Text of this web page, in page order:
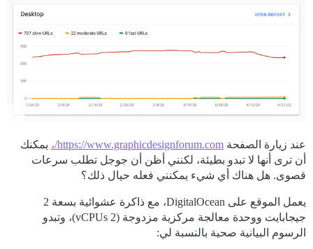
عند زيارة الصفحة https://www.graphicdesignforum.com/،
يمكنك
أن ترى أنها لا تبدو بطيئة، لكنني أظن أن جوجل تطلب سرعات
قصوى. هل هناك أي شيء يمكنني فعله حيال ذلك؟
يعمل الموقع على DigitalOcean، مع ذاكرة عشوائية بسعة 2
جيجابايت ووحدة معالجة مركزية مزدوجة (2 vCPUs)، وتبدو
الرسوم البيانية صحية بالنسبة لي: